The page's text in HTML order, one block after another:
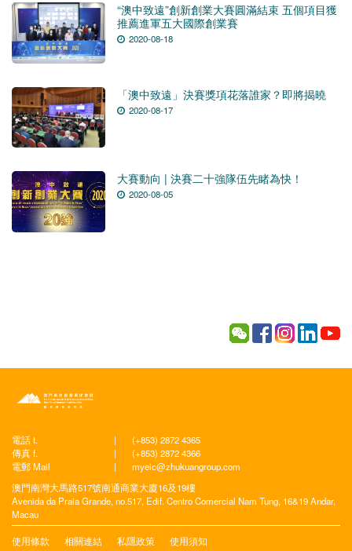
“澳中致遠”創新創業大賽圓滿結束 五個項目獲
推薦進軍五大國際創業賽
2020-08-18
「澳中致遠」決賽獎項花落誰家？即將揭曉
2020-08-17
大賽動向 | 決賽二十強隊伍先睹為快！
2020-08-05
電話 t. |
(+853) 2872 4365
傳真 f.
|
(+853) 2872 4366
電郵 Mail
|
myeic@zhukuangroup.com
澳門南灣大馬路517號南通商業大廈16及19樓
Avenida da Praia Grande, no.517, Edif. Centro Comercial Nam Tung, 16&19 Andar,
Macau
使用條款 相關連結 私隱政策 使用須知